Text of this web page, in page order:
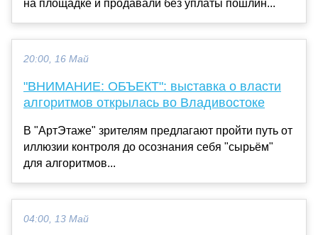
на площадке и продавали без уплаты пошлин...
20:00, 16 Май
"ВНИМАНИЕ: ОБЪЕКТ": выставка о власти
алгоритмов открылась во Владивостоке
В "АртЭтаже" зрителям предлагают пройти путь от
иллюзии контроля до осознания себя "сырьём"
для алгоритмов...
04:00, 13 Май